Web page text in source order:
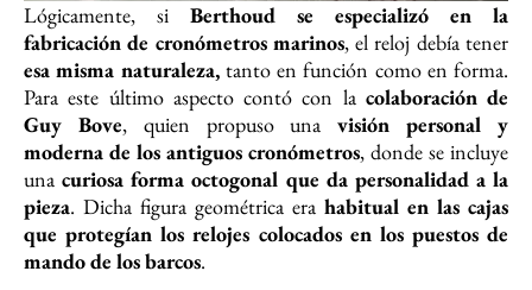
Lógicamente, si Berthoud se especializó en la
fabricación de cronómetros marinos, el reloj debía tener
esa misma naturaleza,tanto en función como en forma.
Para este último aspecto contó con la colaboración de
Guy Bove, quien propuso unavisión personal y
moderna de los antiguos cronómetros, donde se incluye
unacuriosa forma octogonal que da personalidad a la
pieza. Dicha figura geométrica era habitual en las cajas
que protegían los relojes colocados en los puestos de
mando de los barcos.